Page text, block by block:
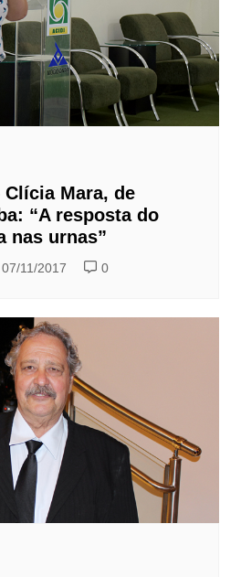
Clícia Mara, de
“A resposta do
nas urnas”
07/11/2017 0